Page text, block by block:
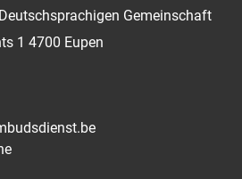
Gemeinschaft
1 4700 Eupen